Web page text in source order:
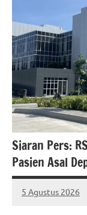
Siaran Pers:
Pasien Asal
5 Agustus 2026
MEPAGO
No